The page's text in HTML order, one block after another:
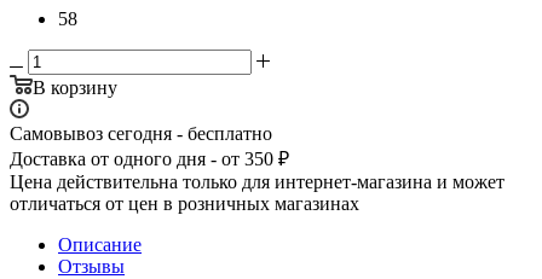
58
В корзину
Самовывоз сегодня - бесплатно
Доставка от одного дня - от 350 ₽
Цена действительна только для интернет-магазина и может
отличаться от цен в розничных магазинах
Описание
Отзывы